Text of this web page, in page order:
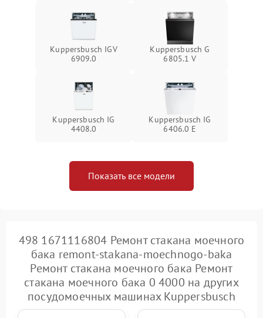
Kuppersbusch IGV
6909.0
Kuppersbusch G
6805.1 V
Kuppersbusch IG
4408.0
Kuppersbusch IG
6406.0 E
Показать все модели
498 1671116804 Ремонт стакана моечного
бака remont-stakana-moechnogo-baka
Ремонт стакана моечного бака Ремонт
стакана моечного бака 0 4000 на других
посудомоечных машинах Kuppersbusch